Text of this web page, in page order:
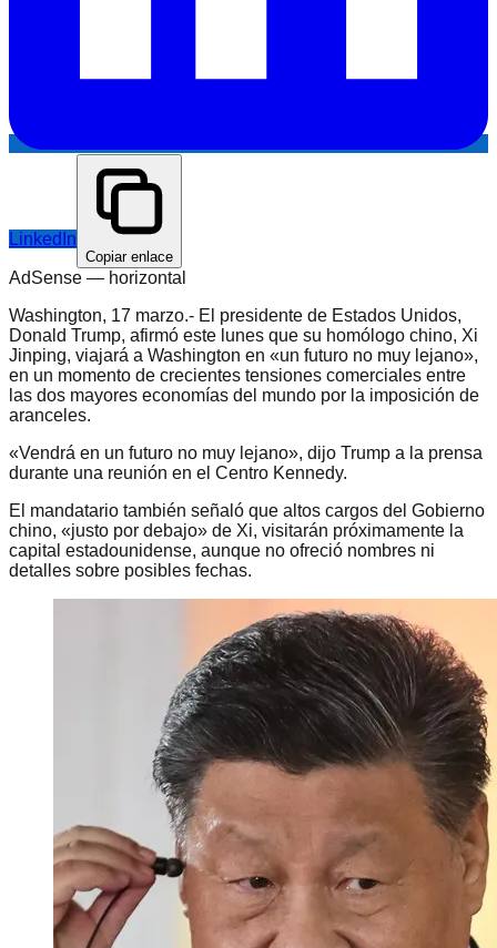
LinkedIn
Copiar enlace
AdSense — horizontal
Washington, 17 marzo.- El presidente de Estados Unidos,
Donald Trump, afirmó este lunes que su homólogo chino, Xi
Jinping, viajará a Washington en «un futuro no muy lejano»,
en un momento de crecientes tensiones comerciales entre
las dos mayores economías del mundo por la imposición de
aranceles.
«Vendrá en un futuro no muy lejano», dijo Trump a la prensa
durante una reunión en el Centro Kennedy.
El mandatario también señaló que altos cargos del Gobierno
chino, «justo por debajo» de Xi, visitarán próximamente la
capital estadounidense, aunque no ofreció nombres ni
detalles sobre posibles fechas.